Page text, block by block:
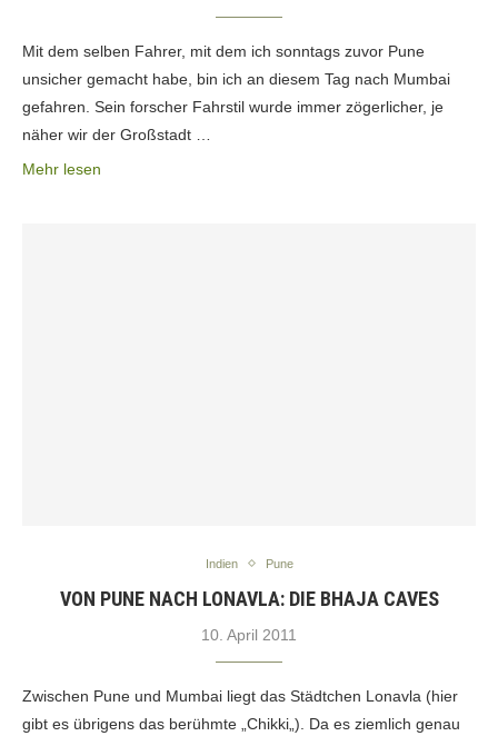
Mit dem selben Fahrer, mit dem ich sonntags zuvor Pune
unsicher gemacht habe, bin ich an diesem Tag nach Mumbai
gefahren. Sein forscher Fahrstil wurde immer zögerlicher, je
näher wir der Großstadt …
Mehr lesen
Indien Pune
VON PUNE NACH LONAVLA: DIE BHAJA CAVES
10. April 2011
Zwischen Pune und Mumbai liegt das Städtchen Lonavla (hier
gibt es übrigens das berühmte „Chikki„). Da es ziemlich genau